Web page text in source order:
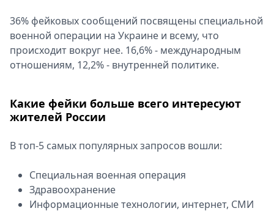
36% фейковых сообщений посвящены специальной
военной операции на Украине и всему, что
происходит вокруг нее. 16,6% - международным
отношениям, 12,2% - внутренней политике.
Какие фейки больше всего интересуют
жителей России
В топ-5 самых популярных запросов вошли:
Специальная военная операция
Здравоохранение
Информационные технологии, интернет, СМИ